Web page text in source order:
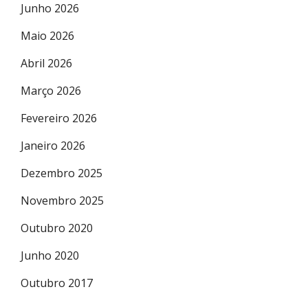
Junho 2026
Maio 2026
Abril 2026
Março 2026
Fevereiro 2026
Janeiro 2026
Dezembro 2025
Novembro 2025
Outubro 2020
Junho 2020
Outubro 2017